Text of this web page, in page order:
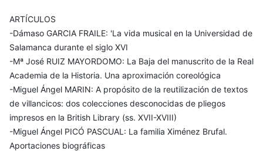
ARTÍCULOS
-Dámaso GARCIA FRAILE: 'La vida musical en la Universidad de
Salamanca durante el siglo XVI
-Mª José RUIZ MAYORDOMO: La Baja del manuscrito de la Real
Academia de la Historia. Una aproximación coreológica
-Miguel Ángel MARIN: A propósito de la reutilización de textos
de villancicos: dos colecciones desconocidas de pliegos
impresos en la British Library (ss. XVII-XVIII)
-Miguel Ángel PICÓ PASCUAL: La familia Ximénez Brufal.
Aportaciones biográficas